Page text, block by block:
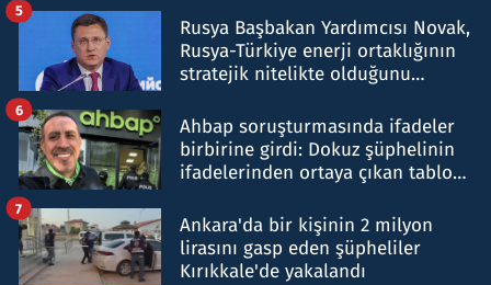
Rusya Başbakan Yardımcısı Novak,
Rusya-Türkiye enerji ortaklığının
stratejik nitelikte olduğunu
5
Ahbap soruşturmasında ifadeler
birbirine girdi: Dokuz şüphelinin
ifadelerinden ortaya çıkan tablo
6
Ankara'da bir kişinin 2 milyon
lirasını gasp eden şüpheliler
Kırıkkale'de yakalandı
7